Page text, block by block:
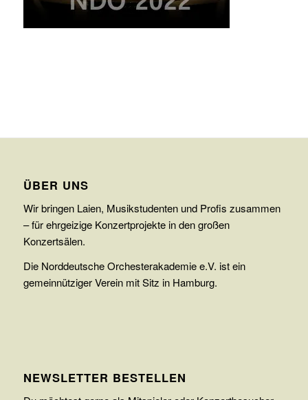
ÜBER UNS
Wir bringen Laien, Musikstudenten und Profis zusammen
– für ehrgeizige Konzertprojekte in den großen
Konzertsälen.
Die Norddeutsche Orchesterakademie e.V. ist ein
gemeinnütziger Verein mit Sitz in Hamburg.
NEWSLETTER BESTELLEN